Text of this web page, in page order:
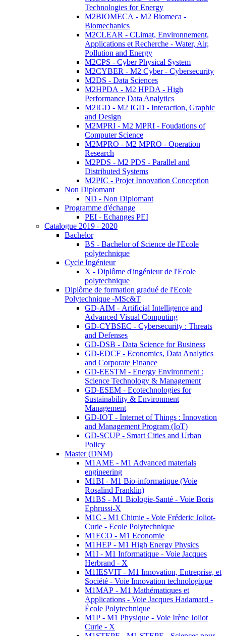
Technologies for Energy
M2BIOMECA - M2 Biomeca -
Biomechanics
M2CLEAR - CLimat, Environnement,
Applications et Recherche - Water, Air,
Pollution and Energy
M2CPS - Cyber Physical System
M2CYBER - M2 Cyber - Cybersecurity
M2DS - Data Sciences
M2HPDA - M2 HPDA - High
Performance Data Analytics
M2IGD - M2 IGD - Interaction, Graphic
and Design
M2MPRI - M2 MPRI - Foudations of
Computer Science
M2MPRO - M2 MPRO - Operation
Research
M2PDS - M2 PDS - Parallel and
Distributed Systems
M2PIC - Projet Innovation Conception
Non Diplomant
ND - Non Diplomant
Programme d'échange
PEI - Echanges PEI
Catalogue 2019 - 2020
Bachelor
BS - Bachelor of Science de l'Ecole
polytechnique
Cycle Ingénieur
X - Diplôme d'ingénieur de l'Ecole
polytechnique
Diplôme de formation gradué de l'Ecole
Polytechnique -MSc&T
GD-AIM - Artificial Intelligence and
Advanced Visual Computing
GD-CYBSEC - Cybersecurity : Threats
and Defenses
GD-DSB - Data Science for Business
GD-EDCF - Economics, Data Analytics
and Corporate Finance
GD-EESTM - Energy Environment :
Science Technology & Management
GD-ESEM - Ecotechnologies for
Sustainability & Environment
Management
GD-IOT - Internet of Things : Innovation
and Management Program (IoT)
GD-SCUP - Smart Cities and Urban
Policy
Master (DNM)
M1AME - M1 Advanced materials
engineering
M1BI - M1 Bio-informatique (Voie
Rosalind Franklin)
M1BS - M1 Biologie-Santé - Voie Boris
Ephrussi-X
M1C - M1 Chimie - Voie Fréderic Joliot-
Curie - Ecole Polytechnique
M1ECO - M1 Economie
M1HEP - M1 High Energy Physics
M1I - M1 Informatique - Voie Jacques
Herbrand - X
M1IESVIT - M1 Innovation, Entreprise, et
Société - Voie Innovation technologique
M1MAP - M1 Mathématiques et
Applications - Voie Jacques Hadamard -
École Polytechnique
M1P - M1 Physique - Voie Irène Joliot
Curie - X